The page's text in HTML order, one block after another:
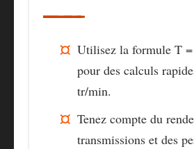
Utilisez la formule T
pour des calculs
tr/min.
Tenez compte du
transmissions et des